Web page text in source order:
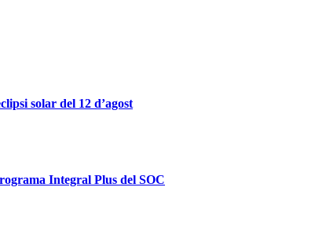
solar del 12 d’agost
Integral Plus del SOC